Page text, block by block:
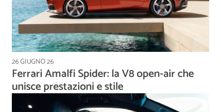
26 GIUGNO 26
Ferrari Amalfi Spider: la V8 open-air che
unisce prestazioni e stile